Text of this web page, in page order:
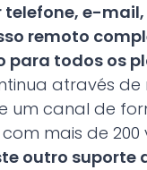
telefone, e-
remoto
para todos os
através de
e um canal de
mais de 200
outro suporte